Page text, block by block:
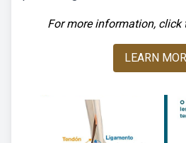
For more information, click
LEARN